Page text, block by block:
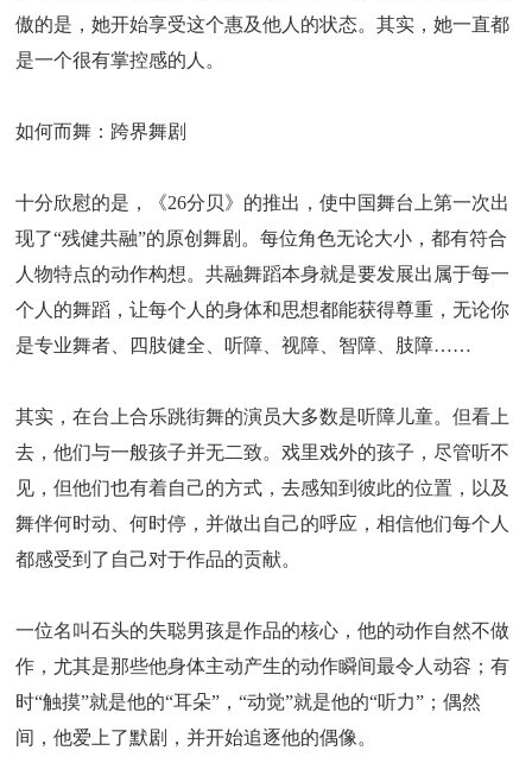
傲的是，她开始享受这个惠及他人的状态。其实，她一直都
是一个很有掌控感的人。
如何而舞：跨界舞剧
十分欣慰的是，《26分贝》的推出，使中国舞台上第一次出
现了“残健共融”的原创舞剧。每位角色无论大小，都有符合
人物特点的动作构想。共融舞蹈本身就是要发展出属于每一
个人的舞蹈，让每个人的身体和思想都能获得尊重，无论你
是专业舞者、四肢健全、听障、视障、智障、肢障……
其实，在台上合乐跳街舞的演员大多数是听障儿童。但看上
去，他们与一般孩子并无二致。戏里戏外的孩子，尽管听不
见，但他们也有着自己的方式，去感知到彼此的位置，以及
舞伴何时动、何时停，并做出自己的呼应，相信他们每个人
都感受到了自己对于作品的贡献。
一位名叫石头的失聪男孩是作品的核心，他的动作自然不做
作，尤其是那些他身体主动产生的动作瞬间最令人动容；有
时“触摸”就是他的“耳朵”，“动觉”就是他的“听力”；偶然
间，他爱上了默剧，并开始追逐他的偶像。